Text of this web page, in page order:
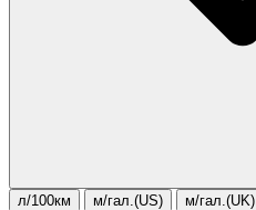
л/100км м/гал.(US) м/гал.(UK)